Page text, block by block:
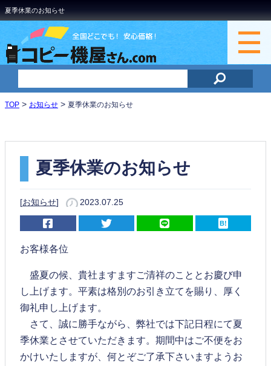
夏季休業のお知らせ
TOP > お知らせ > 夏季休業のお知らせ
夏季休業のお知らせ
[お知らせ] 2023.07.25
お客様各位
盛夏の候、貴社ますますご清祥のこととお慶び申
し上げます。平素は格別のお引き立てを賜り、厚く
御礼申し上げます。
さて、誠に勝手ながら、弊社では下記日程にて夏
季休業とさせていただきます。期間中はご不便をお
かけいたしますが、何とぞご了承下さいますようお